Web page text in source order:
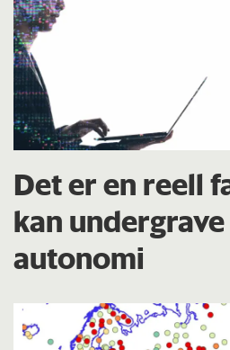
Det er en reell
kan
autonomi